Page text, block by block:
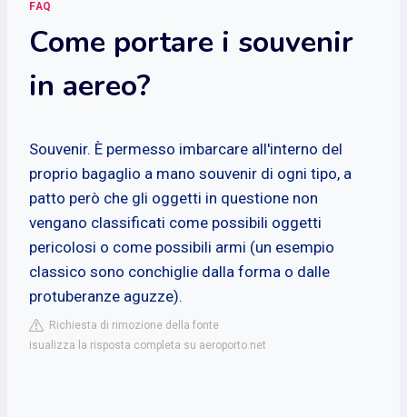
FAQ
Come portare i souvenir
in aereo?
Souvenir. È permesso imbarcare all'interno del
proprio bagaglio a mano souvenir di ogni tipo, a
patto però che gli oggetti in questione non
vengano classificati come possibili oggetti
pericolosi o come possibili armi (un esempio
classico sono conchiglie dalla forma o dalle
protuberanze aguzze).
Richiesta di rimozione della fonte
isualizza la risposta completa su aeroporto.net